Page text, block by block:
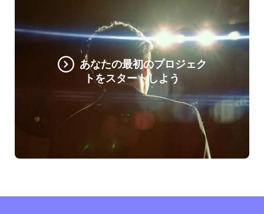
あなたの最初のプロジェク
トをスタートしよう